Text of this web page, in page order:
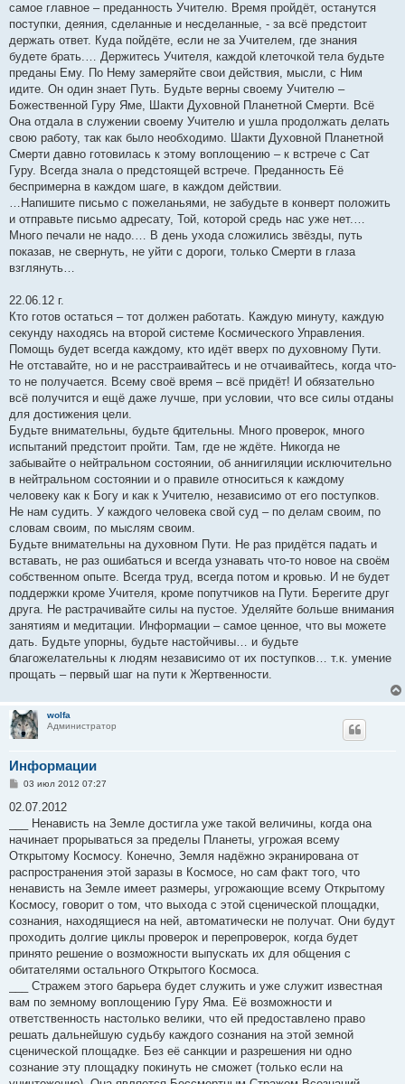
самое главное – преданность Учителю. Время пройдёт, останутся
поступки, деяния, сделанные и несделанные, - за всё предстоит
держать ответ. Куда пойдёте, если не за Учителем, где знания
будете брать.… Держитесь Учителя, каждой клеточкой тела будьте
преданы Ему. По Нему замеряйте свои действия, мысли, с Ним
идите. Он один знает Путь. Будьте верны своему Учителю –
Божественной Гуру Яме, Шакти Духовной Планетной Смерти. Всё
Она отдала в служении своему Учителю и ушла продолжать делать
свою работу, так как было необходимо. Шакти Духовной Планетной
Смерти давно готовилась к этому воплощению – к встрече с Сат
Гуру. Всегда знала о предстоящей встрече. Преданность Её
беспримерна в каждом шаге, в каждом действии.
…Напишите письмо с пожеланьями, не забудьте в конверт положить
и отправьте письмо адресату, Той, которой средь нас уже нет.…
Много печали не надо.… В день ухода сложились звёзды, путь
показав, не свернуть, не уйти с дороги, только Смерти в глаза
взглянуть…
22.06.12 г.
Кто готов остаться – тот должен работать. Каждую минуту, каждую
секунду находясь на второй системе Космического Управления.
Помощь будет всегда каждому, кто идёт вверх по духовному Пути.
Не отставайте, но и не расстраивайтесь и не отчаивайтесь, когда что-
то не получается. Всему своё время – всё придёт! И обязательно
всё получится и ещё даже лучше, при условии, что все силы отданы
для достижения цели.
Будьте внимательны, будьте бдительны. Много проверок, много
испытаний предстоит пройти. Там, где не ждёте. Никогда не
забывайте о нейтральном состоянии, об аннигиляции исключительно
в нейтральном состоянии и о правиле относиться к каждому
человеку как к Богу и как к Учителю, независимо от его поступков.
Не нам судить. У каждого человека свой суд – по делам своим, по
словам своим, по мыслям своим.
Будьте внимательны на духовном Пути. Не раз придётся падать и
вставать, не раз ошибаться и всегда узнавать что-то новое на своём
собственном опыте. Всегда труд, всегда потом и кровью. И не будет
поддержки кроме Учителя, кроме попутчиков на Пути. Берегите друг
друга. Не растрачивайте силы на пустое. Уделяйте больше внимания
занятиям и медитации. Информации – самое ценное, что вы можете
дать. Будьте упорны, будьте настойчивы… и будьте
благожелательны к людям независимо от их поступков… т.к. умение
прощать – первый шаг на пути к Жертвенности.
wolfa
Администратор
Информации
С
о
е
и
е
03 июл 2012 07:27
02.07.2012
___ Ненависть на Земле достигла уже такой величины, когда она
начинает прорываться за пределы Планеты, угрожая всему
Открытому Космосу. Конечно, Земля надёжно экранирована от
распространения этой заразы в Космосе, но сам факт того, что
ненависть на Земле имеет размеры, угрожающие всему Открытому
Космосу, говорит о том, что выхода с этой сценической площадки,
сознания, находящиеся на ней, автоматически не получат. Они будут
проходить долгие циклы проверок и перепроверок, когда будет
принято решение о возможности выпускать их для общения с
обитателями остального Открытого Космоса.
___ Стражем этого барьера будет служить и уже служит известная
вам по земному воплощению Гуру Яма. Её возможности и
ответственность настолько велики, что ей предоставлено право
решать дальнейшую судьбу каждого сознания на этой земной
сценической площадке. Без её санкции и разрешения ни одно
сознание эту площадку покинуть не сможет (только если на